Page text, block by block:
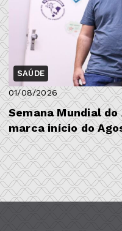
SAÚDE
01/08/2026
Semana Mundial
marca início do